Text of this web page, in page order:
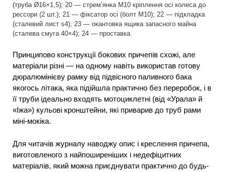
(труба Ø16×1,5); 20 — стрем’янка М10 кріплення осі колеса до
рессори (2 шт.); 21 — фіксатор осі (болт М10); 22 — підкладка
(сталевий лист s4); 23 — окантовка ящика запасного майна
(сталева смуга 40×4); 24 — проставка.
Принципово конструкції бокових причепів схожі, але
матеріали різні — на одному навіть використав готову
дюралюмінієву рамку від підвісного паливного бака
якогось літака, яка підійшла практично без переробок, і в
її труби ідеально входять мотоциклетні (від «Урала» й
«Іжа») кульові кронштейни, які приварив до труб рами
міні-мокіка.
Для читачів журналу наводжу опис і креслення причепа,
виготовленого з найпоширеніших і недефіцитних
матеріалів, який можна приєднувати практично до будь-